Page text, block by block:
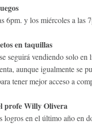
6pm. y los miércoles a las
en taquillas
seguirá vendiendo solo en
aunque igualmente se
tener mejor acceso a
profe Willy Olivera
logros en el último año en